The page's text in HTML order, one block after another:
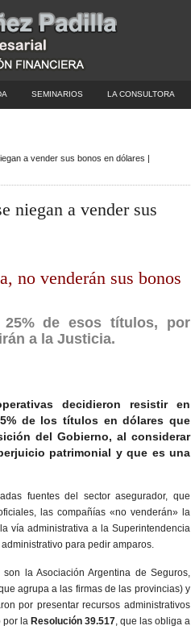
SEMINARIOS LA CONSULTORA
a vender sus bonos en dólares |
niegan a vender sus
no venderán sus bonos
25% de esos títulos, por
a la Justicia.
decidieron resistir en
de los títulos en dólares que
del Gobierno, al considerar
patrimonial y que es una
fuentes del sector asegurador, que
las compañías «no venderán» la
vía administrativa a la Superintendencia
para pedir amparos.
la Asociación Argentina de Seguros,
agrupa a las firmas de las provincias) y
por presentar recursos administrativos
por la Resolución 39.517, que las obliga a